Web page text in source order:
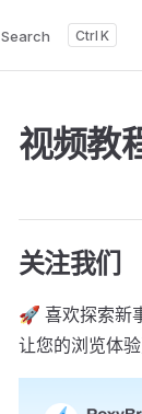
Search K
视频教
关注我们
🚀 喜欢探索新
让您的浏览体验